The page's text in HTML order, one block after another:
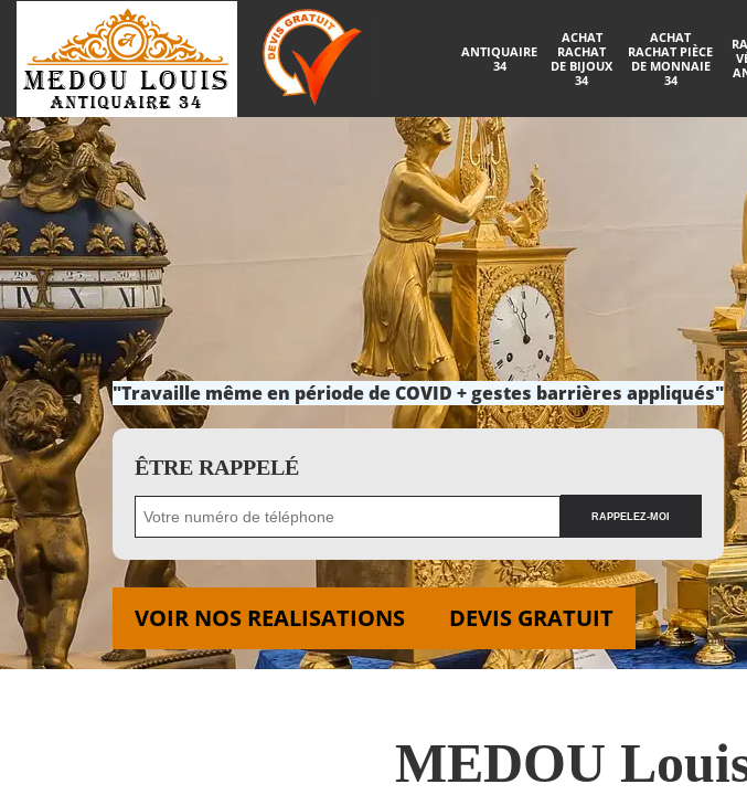
ANTIQUAIRE
34
ACHAT
RACHAT
DE BIJOUX
34
ACHAT
RACHAT PIÈCE
DE MONNAIE
34
"Travaille même en période de COVID + gestes barrières appliqués"
ÊTRE RAPPELÉ
VOIR NOS REALISATIONS DEVIS GRATUIT
MEDOU